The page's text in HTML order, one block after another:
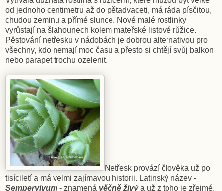
od jednoho centimetru až do pětadvaceti, má ráda písčitou,
chudou zeminu a přímé slunce. Nové malé rostlinky
vyrůstají na šlahounech kolem mateřské listové růžice.
Pěstování netřesku v nádobách je dobrou alternativou pro
všechny, kdo nemají moc času a přesto si chtějí svůj balkon
nebo parapet trochu ozelenit.
Netřesk provází člověka už po
tisíciletí a má velmi zajímavou historii. Latinský název -
Sempervivum - znamená věčně živýa už z toho je zřejmé,